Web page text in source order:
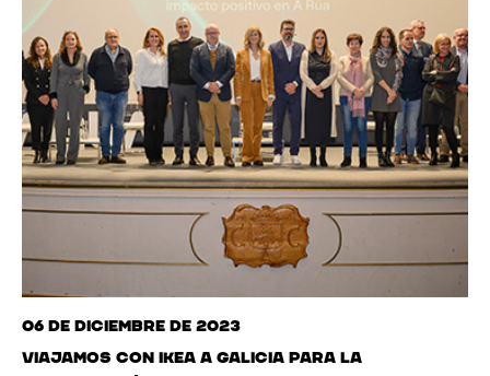
06 de diciembre de 2023
Viajamos con Ikea a Galicia para la